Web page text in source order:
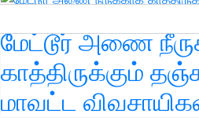
மேட்டூர் அணை
காத்திருக்கும்
மாவட்ட